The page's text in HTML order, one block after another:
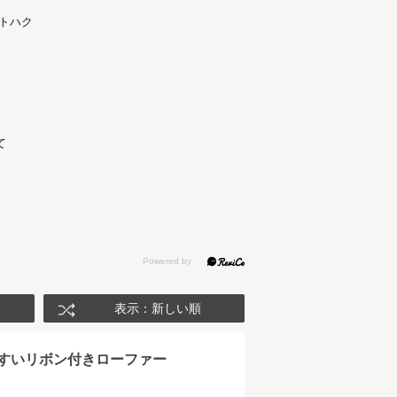
ハク
表示：新しい順
いリボン付きローファー